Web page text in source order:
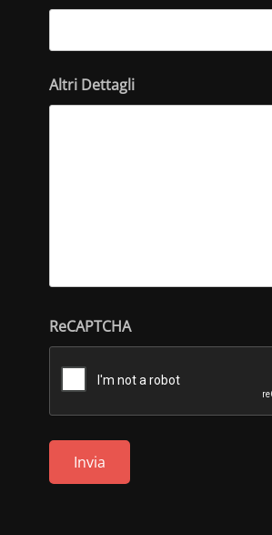
Altri Dettagli
ReCAPTCHA